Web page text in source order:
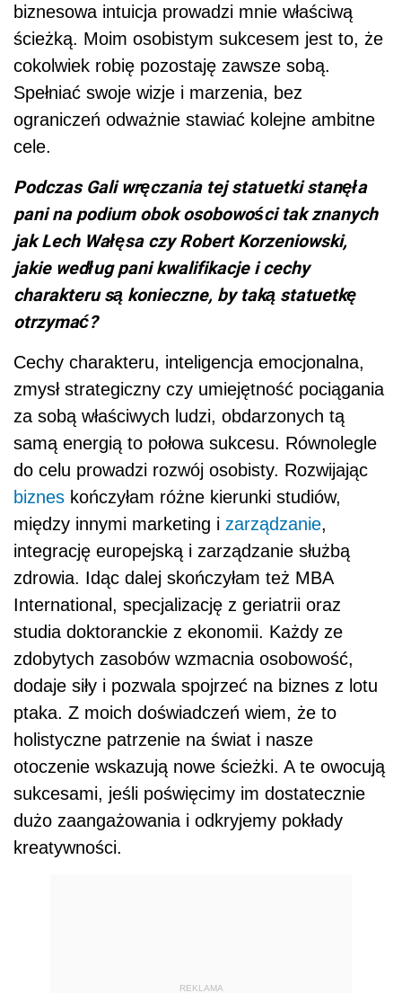
biznesowa intuicja prowadzi mnie właściwą
ścieżką. Moim osobistym sukcesem jest to, że
cokolwiek robię pozostaję zawsze sobą.
Spełniać swoje wizje i marzenia, bez
ograniczeń odważnie stawiać kolejne ambitne
cele.
Podczas Gali wręczania tej statuetki stanęła
pani na podium obok osobowości tak znanych
jak Lech Wałęsa czy Robert Korzeniowski,
jakie według pani kwalifikacje i cechy
charakteru są konieczne, by taką statuetkę
otrzymać?
Cechy charakteru, inteligencja emocjonalna,
zmysł strategiczny czy umiejętność pociągania
za sobą właściwych ludzi, obdarzonych tą
samą energią to połowa sukcesu. Równolegle
do celu prowadzi rozwój osobisty. Rozwijając
biznes kończyłam różne kierunki studiów,
między innymi marketing i zarządzanie,
integrację europejską i zarządzanie służbą
zdrowia. Idąc dalej skończyłam też MBA
International, specjalizację z geriatrii oraz
studia doktoranckie z ekonomii. Każdy ze
zdobytych zasobów wzmacnia osobowość,
dodaje siły i pozwala spojrzeć na biznes z lotu
ptaka. Z moich doświadczeń wiem, że to
holistyczne patrzenie na świat i nasze
otoczenie wskazują nowe ścieżki. A te owocują
sukcesami, jeśli poświęcimy im dostatecznie
dużo zaangażowania i odkryjemy pokłady
kreatywności.
REKLAMA